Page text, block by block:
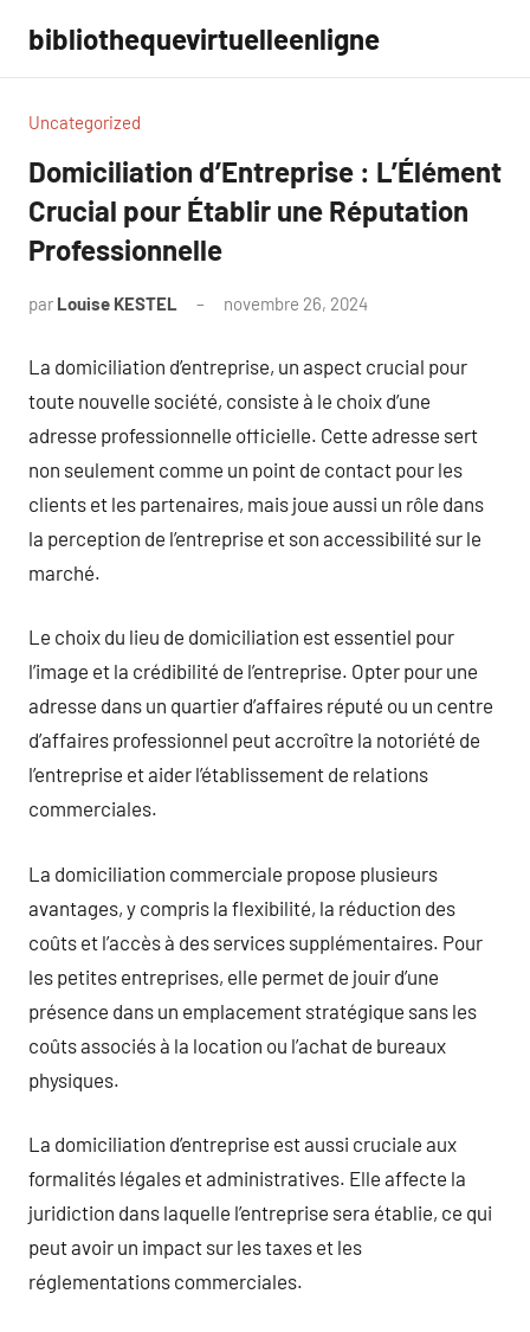
contenu
bibliothequevirtuelleenligne
Uncategorized
Domiciliation d’Entreprise : L’Élément
Crucial pour Établir une Réputation
Professionnelle
par Louise KESTEL novembre 26, 2024
La domiciliation d’entreprise, un aspect crucial pour
toute nouvelle société, consiste à le choix d’une
adresse professionnelle officielle. Cette adresse sert
non seulement comme un point de contact pour les
clients et les partenaires, mais joue aussi un rôle dans
la perception de l’entreprise et son accessibilité sur le
marché.
Le choix du lieu de domiciliation est essentiel pour
l’image et la crédibilité de l’entreprise. Opter pour une
adresse dans un quartier d’affaires réputé ou un centre
d’affaires professionnel peut accroître la notoriété de
l’entreprise et aider l’établissement de relations
commerciales.
La domiciliation commerciale propose plusieurs
avantages, y compris la flexibilité, la réduction des
coûts et l’accès à des services supplémentaires. Pour
les petites entreprises, elle permet de jouir d’une
présence dans un emplacement stratégique sans les
coûts associés à la location ou l’achat de bureaux
physiques.
La domiciliation d’entreprise est aussi cruciale aux
formalités légales et administratives. Elle affecte la
juridiction dans laquelle l’entreprise sera établie, ce qui
peut avoir un impact sur les taxes et les
réglementations commerciales.